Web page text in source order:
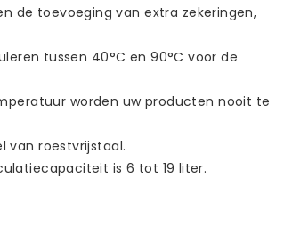
de toevoeging van extra zekeringen,
tussen 40°C en 90°C voor de
worden uw producten nooit te
van roestvrijstaal.
is 6 tot 19 liter.